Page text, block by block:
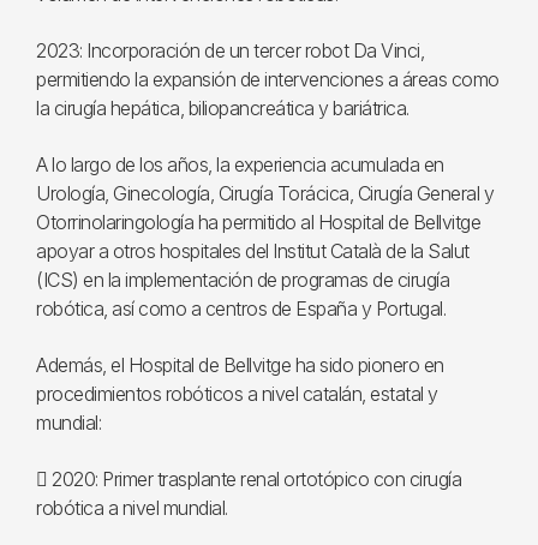
2023: Incorporación de un tercer robot Da Vinci,
permitiendo la expansión de intervenciones a áreas como
la cirugía hepática, biliopancreática y bariátrica.
A lo largo de los años, la experiencia acumulada en
Urología, Ginecología, Cirugía Torácica, Cirugía General y
Otorrinolaringología ha permitido al Hospital de Bellvitge
apoyar a otros hospitales del Institut Català de la Salut
(ICS) en la implementación de programas de cirugía
robótica, así como a centros de España y Portugal.
Además, el Hospital de Bellvitge ha sido pionero en
procedimientos robóticos a nivel catalán, estatal y
mundial:
 2020: Primer trasplante renal ortotópico con cirugía
robótica a nivel mundial.